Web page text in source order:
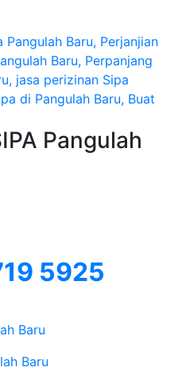
Pangulah Baru, Perjanjian
Baru, Perpanjang
jasa perizinan Sipa
di Pangulah Baru, Buat
Pangulah
5925
Baru
Baru